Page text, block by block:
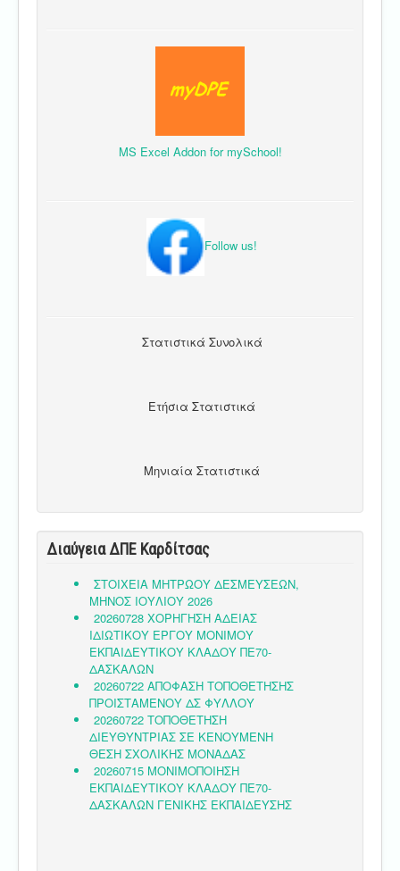
MS Excel Addon for mySchool!
Follow us!
Στατιστικά Συνολικά
Ετήσια Στατιστικά
Μηνιαία Στατιστικά
Διαύγεια ΔΠΕ Καρδίτσας